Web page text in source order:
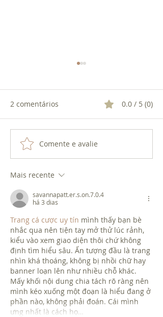
ROMÃ: O PODER DA
FRUTA DE 2025
2 comentários 0.0 / 5 (0)
Comente e avalie
Mais recente
savannapatt.er.s.on.7.0.4
há 3 dias
Trang cá cược uy tín mình thấy bạn bè
nhắc qua nên tiện tay mở thử lúc rảnh,
kiểu vào xem giao diện thôi chứ không
định tìm hiểu sâu. Ấn tượng đầu là trang
nhìn khá thoáng, không bị nhồi chữ hay
banner loạn lên như nhiều chỗ khác.
Mấy khối nội dung chia tách rõ ràng nên
mình kéo xuống một đoạn là hiểu đang ở
phần nào, không phải đoán. Cái mình
ưng nhất là cách họ…